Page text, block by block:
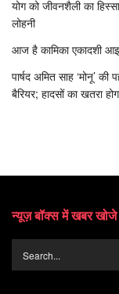
योग को जीवनशैली का
लोहनी
आज है कामिका एकादशी
पार्षद अमित साह ‘मोनू’
बैरियर; हादसों का खतरा
न्यूज़ बॉक्स में खबर खोजे